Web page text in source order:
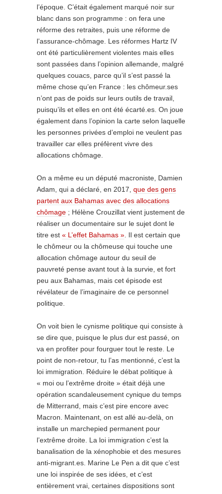
l’époque. C’était également marqué noir sur
blanc dans son programme : on fera une
réforme des retraites, puis une réforme de
l’assurance-chômage. Les réformes Hartz IV
ont été particulièrement violentes mais elles
sont passées dans l’opinion allemande, malgré
quelques couacs, parce qu’il s’est passé la
même chose qu’en France : les chômeur.ses
n’ont pas de poids sur leurs outils de travail,
puisqu’ils et elles en ont été écarté.es. On joue
également dans l’opinion la carte selon laquelle
les personnes privées d’emploi ne veulent pas
travailler car elles préfèrent vivre des
allocations chômage.
On a même eu un député macroniste, Damien
Adam, qui a déclaré, en 2017, que des gens
partent aux Bahamas avec des allocations
chômage ; Hélène Crouzillat vient justement de
réaliser un documentaire sur le sujet dont le
titre est « L’effet Bahamas » . Il est certain que
le chômeur ou la chômeuse qui touche une
allocation chômage autour du seuil de
pauvreté pense avant tout à la survie, et fort
peu aux Bahamas, mais cet épisode est
révélateur de l’imaginaire de ce personnel
politique.
On voit bien le cynisme politique qui consiste à
se dire que, puisque le plus dur est passé, on
va en profiter pour fourguer tout le reste. Le
point de non-retour, tu l’as mentionné, c’est la
loi immigration. Réduire le débat politique à
« moi ou l’extrême droite » était déjà une
opération scandaleusement cynique du temps
de Mitterrand, mais c’est pire encore avec
Macron. Maintenant, on est allé au-delà, on
installe un marchepied permanent pour
l’extrême droite. La loi immigration c’est la
banalisation de la xénophobie et des mesures
anti-migrant.es. Marine Le Pen a dit que c’est
une loi inspirée de ses idées, et c’est
entièrement vrai, certaines dispositions sont